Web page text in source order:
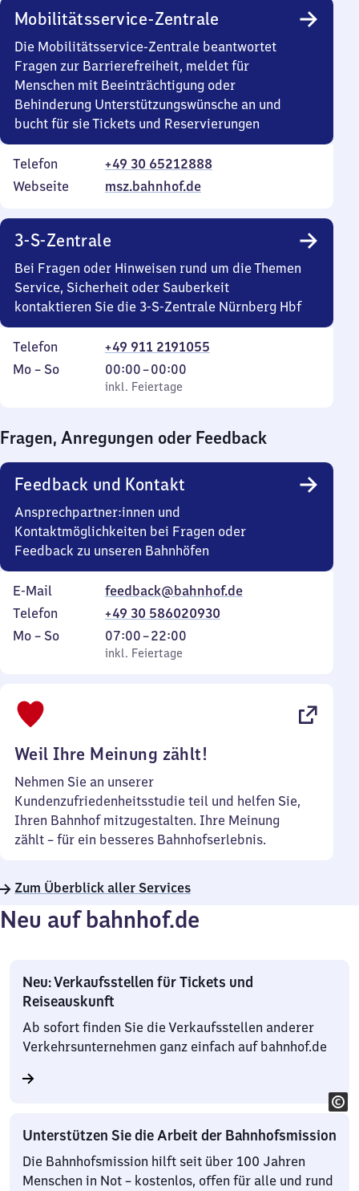
Mobilitätsservice-Zentrale
Die Mobilitätsservice-Zentrale beantwortet
Fragen zur Barrierefreiheit, meldet für
Menschen mit Beeinträchtigung oder
Behinderung Unterstützungswünsche an und
bucht für sie Tickets und Reservierungen
Telefon
+49 30 65212888
Webseite
msz.bahnhof.de
3-S-Zentrale
Bei Fragen oder Hinweisen rund um die Themen
Service, Sicherheit oder Sauberkeit
kontaktieren Sie die 3-S-Zentrale Nürnberg Hbf
Telefon
+49 911 2191055
Montag
Mo – So,
inkl. Feiertage
00:00–00:00
Von
0
0
Uhr
inkl. Feiertage
Fragen, Anregungen oder Feedback
Feedback und Kontakt
Ansprechpartner:innen und
Kontaktmöglichkeiten bei Fragen oder
Feedback zu unseren Bahnhöfen
E-Mail
feedback@bahnhof.de
Telefon
+49 30 586020930
Montag
Mo – So,
inkl. Feiertage
07:00–22:00
Von
7
inkl. Feiertage
Weil Ihre Meinung zählt!
Nehmen Sie an unserer
Kundenzufriedenheitsstudie teil und helfen Sie,
Ihren Bahnhof mitzugestalten. Ihre Meinung
zählt – für ein besseres Bahnhofserlebnis.
Zum Überblick aller Services
Neu auf bahnhof.de
Neu: Verkaufsstellen für Tickets und
Reiseauskunft
Ab sofort finden Sie die Verkaufsstellen anderer
Verkehrsunternehmen ganz einfach auf bahnhof.de
Unterstützen Sie die Arbeit der Bahnhofsmission
Die Bahnhofsmission hilft seit über 100 Jahren
Menschen in Not – kostenlos, offen für alle und rund